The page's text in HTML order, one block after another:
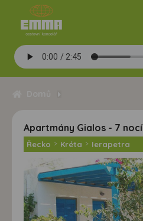
Apartmány Gialos - 7 nocí
Řecko > Kréta > Ierapetra